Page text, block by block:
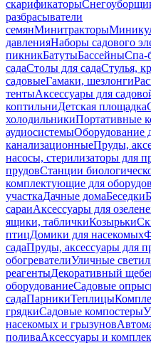
скарификаторы
разбрасыватели
семянМинитракторы
давленияНаборы садового
пикникБатутыБассейныСпа-
садаСтолы для садаСтулья,
садовыеГамаки, шезлонги
тентыАксессуары для
коптильниДетская площадка
холодильникиПортативные
аудиосистемыОборудование
канализационныеПруды,
насосы, стерилизаторы для
прудовСтанции
комплектующие для
участкаДачные домаБеседки
сараиАксессуары для
ящики, табличкиКозырьки
птицДомики для насекомых
садаПруды, аксессуары для
обогревателиУличные
реагентыДекоративный
оборудованиеСадовые
садаПарникиТеплицы
грядкиСадовые компостеры
насекомых и грызунов
поливаАксессуары и